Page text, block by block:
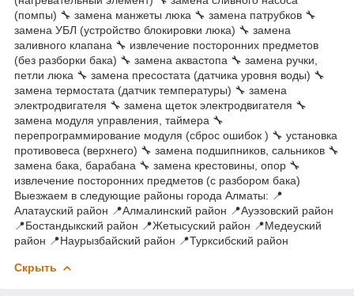
(помпы) 🔧 замена манжеты люка 🔧 замена патрубков 🔧
замена УБЛ (устройство блокировки люка) 🔧 замена
заливного клапана 🔧 извлечение посторонних предметов
(без разборки бака) 🔧 замена аквастопа 🔧 замена ручки,
петли люка 🔧 замена пресостата (датчика уровня воды) 🔧
замена термостата (датчик температуры) 🔧 замена
электродвигателя 🔧 замена щеток электродвигателя 🔧
замена модуля управления, таймера 🔧
перепрограммирование модуля (сброс ошибок ) 🔧 установка
противовеса (верхнего) 🔧 замена подшипников, сальников 🔧
замена бака, барабана 🔧 замена крестовины, опор 🔧
извлечение посторонних предметов (с разбором бака)
Выезжаем в следующие районы города Алматы: 📍
Алатауский район 📍Алмалинский район 📍Ауэзовский район
📍Бостандыкский район 📍Жетысуский район 📍Медеуский
район 📍Наурызбайский район 📍Турксибский район
Скрыть